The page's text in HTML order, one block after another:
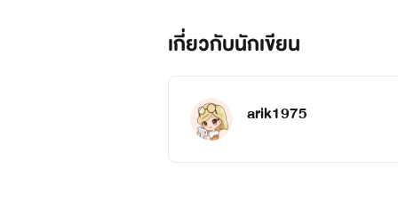
เกี่ยวกับนักเขียน
arik1975